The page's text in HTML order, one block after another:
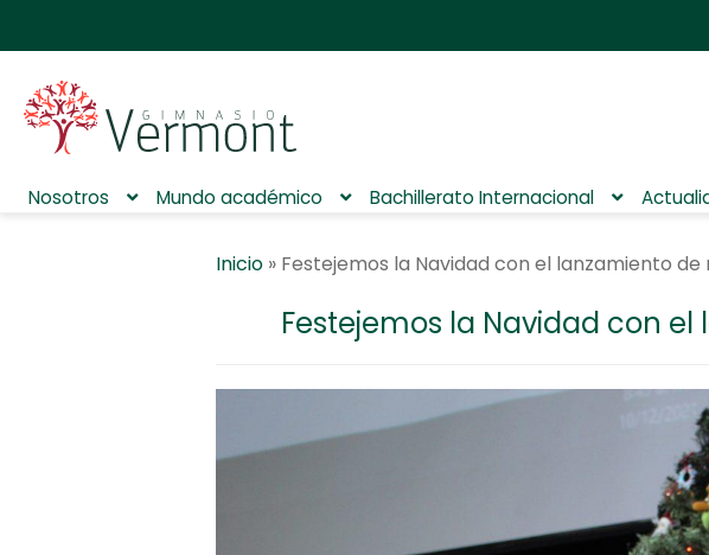
Nosotros Mundo académico Bachillerato Internacional
Inicio » Festejemos la Navidad con el lanzamiento
Festejemos la Navidad con